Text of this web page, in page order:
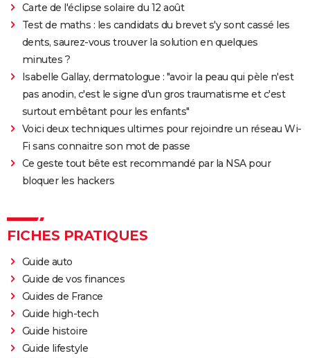
Carte de l'éclipse solaire du 12 août
Test de maths : les candidats du brevet s'y sont cassé les
dents, saurez-vous trouver la solution en quelques
minutes ?
Isabelle Gallay, dermatologue : "avoir la peau qui pèle n'est
pas anodin, c'est le signe d'un gros traumatisme et c'est
surtout embêtant pour les enfants"
Voici deux techniques ultimes pour rejoindre un réseau Wi-
Fi sans connaitre son mot de passe
Ce geste tout bête est recommandé par la NSA pour
bloquer les hackers
FICHES PRATIQUES
Guide auto
Guide de vos finances
Guides de France
Guide high-tech
Guide histoire
Guide lifestyle